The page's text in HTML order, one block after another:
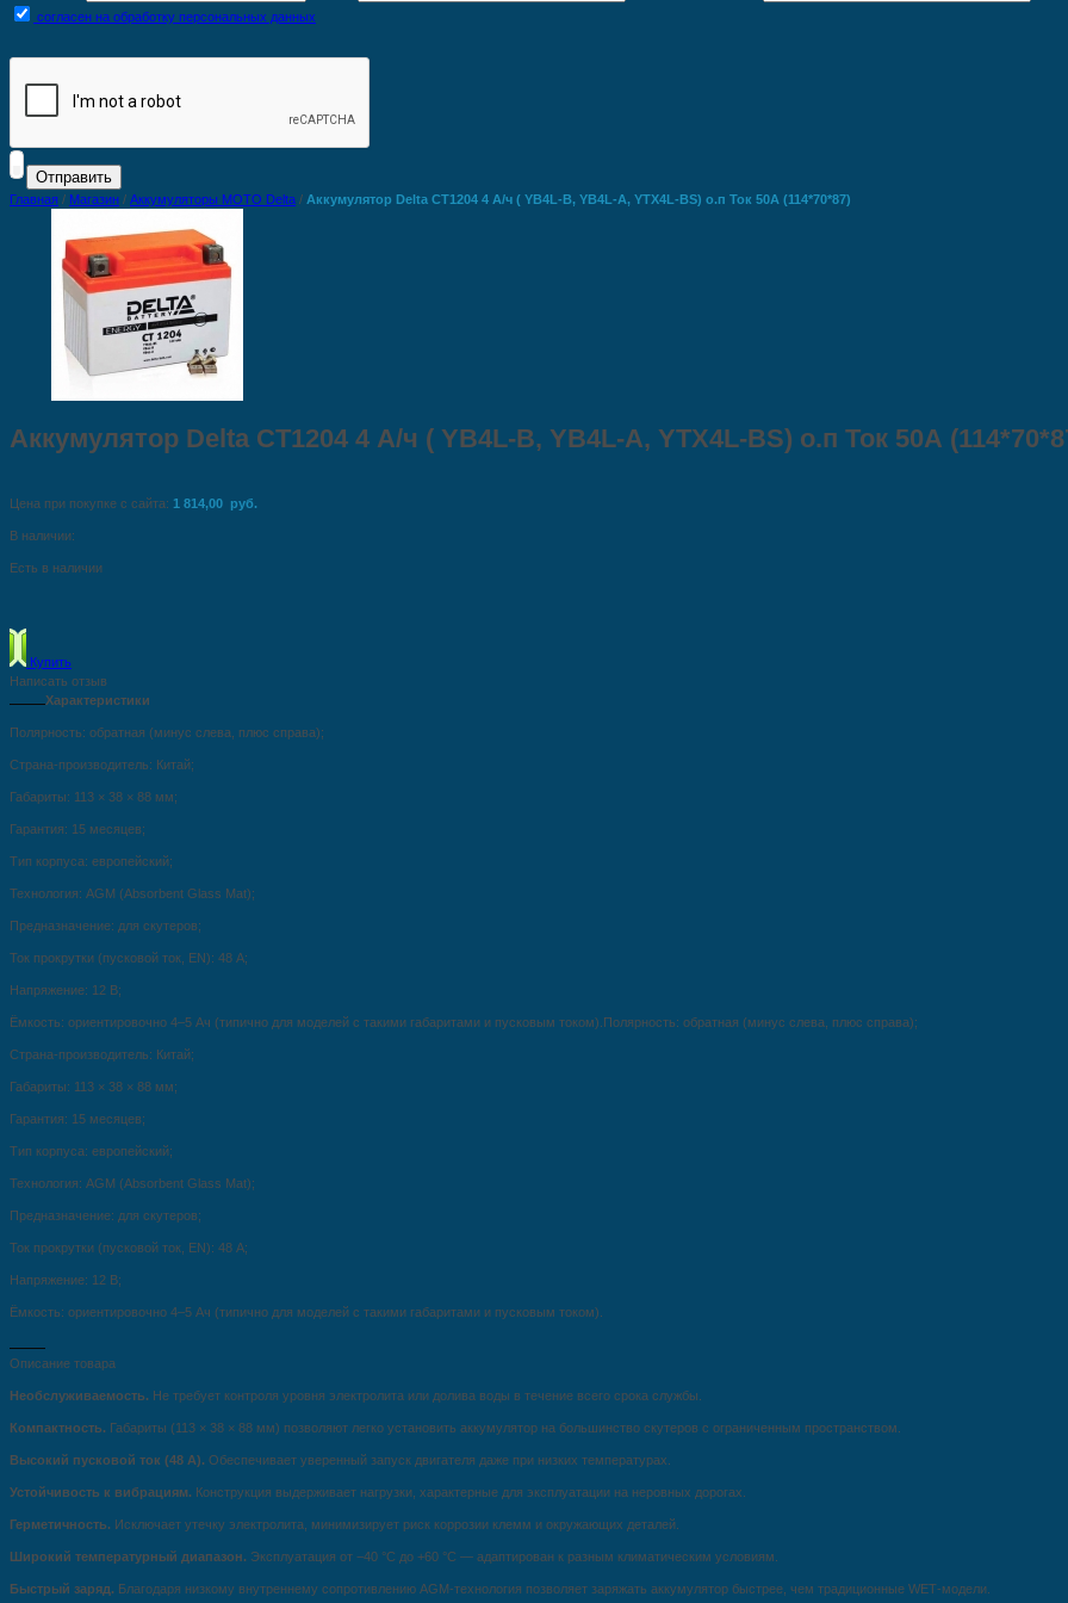
согласен на обработку персональных данных
Главная / Магазин / Аккумуляторы MOTO Delta / Аккумулятор Delta CT1204 4 А/ч ( YB4L-B, YB4L-А, YTX4L-BS) о.п Ток 50А (114*70*87)
Аккумулятор Delta CT1204 4 А/ч ( YB4L-B, YB4L-А, YTX4L-BS) о.п Ток 50А
Цена при покупке с сайта: 1 814,00 руб.
В наличии:
Есть в наличии
Купить
Написать отзыв
Характеристики
Полярность: обратная (минус слева, плюс справа);
Страна‑производитель: Китай;
Габариты: 113 × 38 × 88 мм;
Гарантия: 15 месяцев;
Тип корпуса: европейский;
Технология: AGM (Absorbent Glass Mat);
Предназначение: для скутеров;
Ток прокрутки (пусковой ток, EN): 48 А;
Напряжение: 12 В;
Ёмкость: ориентировочно 4–5 Ач (типично для моделей с такими габаритами и пусковым током).Полярность: обратная (минус слева, плюс справа);
Страна‑производитель: Китай;
Габариты: 113 × 38 × 88 мм;
Гарантия: 15 месяцев;
Тип корпуса: европейский;
Технология: AGM (Absorbent Glass Mat);
Предназначение: для скутеров;
Ток прокрутки (пусковой ток, EN): 48 А;
Напряжение: 12 В;
Ёмкость: ориентировочно 4–5 Ач (типично для моделей с такими габаритами и пусковым током).
Описание товара
Необслуживаемость. Не требует контроля уровня электролита или долива воды в течение всего срока службы.
Компактность. Габариты (113 × 38 × 88 мм) позволяют легко установить аккумулятор на большинство скутеров с ограниченным пространством.
Высокий пусковой ток (48 А). Обеспечивает уверенный запуск двигателя даже при низких температурах.
Устойчивость к вибрациям. Конструкция выдерживает нагрузки, характерные для эксплуатации на неровных дорогах.
Герметичность. Исключает утечку электролита, минимизирует риск коррозии клемм и окружающих деталей.
Широкий температурный диапазон. Эксплуатация от −40 °C до +60 °C — адаптирован к разным климатическим условиям.
Быстрый заряд. Благодаря низкому внутреннему сопротивлению AGM‑технология позволяет заряжать аккумулятор быстрее, чем традиционные WET‑модели.